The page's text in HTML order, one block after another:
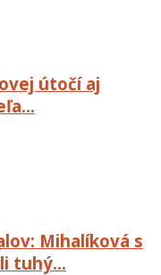
útočí aj
Mihalíková s
tuhý…